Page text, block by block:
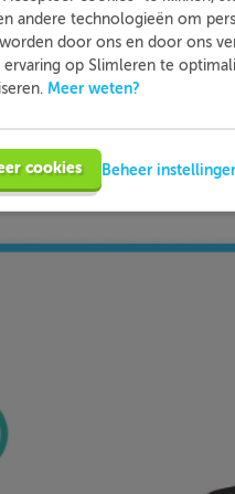
Wat is
je online voor de vakken
video-colleges,
ieder fout gegeven
oplossen. Zo leer je
andere technologieën om
door ons en door ons
op Slimleren te
Meer weten?
cookies Beheer